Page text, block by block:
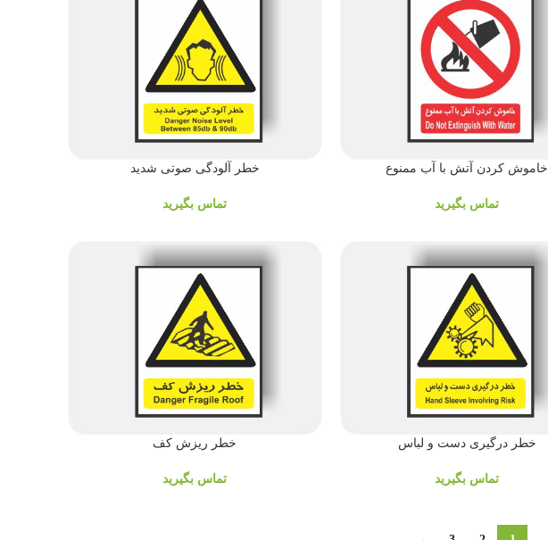
خاموش کردن آتش با آب ممنوع
تماس بگیرید
خطر آلودگی صوتی شدید
تماس بگیرید
خطر درگیری دست و لباس
تماس بگیرید
خطر ریزش کف
تماس بگیرید